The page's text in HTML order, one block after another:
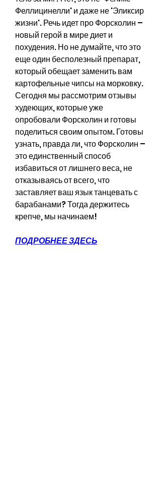
Феллицинелли' и даже не 'Эликсир
жизни'. Речь идет про Форсколин –
новый герой в мире диет и
похудения. Но не думайте, что это
еще один бесполезный препарат,
который обещает заменить вам
картофельные чипсы на морковку.
Сегодня мы рассмотрим отзывы
худеющих, которые уже
опробовали Форсколин и готовы
поделиться своим опытом. Готовы
узнать, правда ли, что Форсколин –
это единственный способ
избавиться от лишнего веса, не
отказываясь от всего, что
заставляет ваш язык танцевать с
барабанами? Тогда держитесь
крепче, мы начинаем!
ПОДРОБНЕЕ ЗДЕСЬ